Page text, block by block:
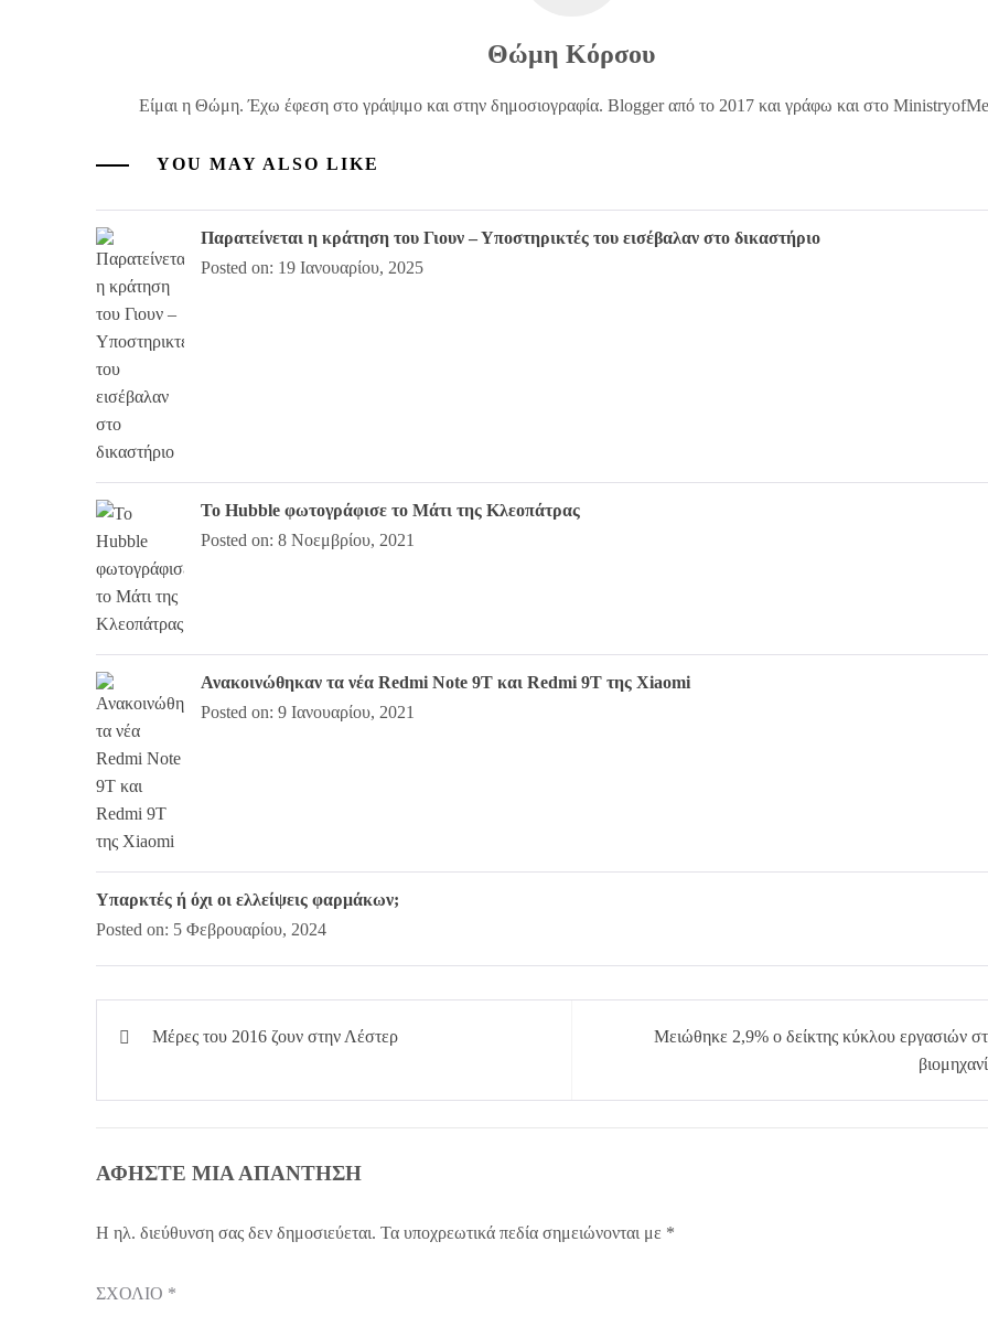
Θώμη Κόρσου
Είμαι η Θώμη. Έχω έφεση στο γράψιμο και στην δημοσιογραφία. Blogger από το 2017 και γράφω και στο
YOU MAY ALSO LIKE
Παρατείνεται η κράτηση του Γιουν – Υποστηρικτές του εισέβαλαν στο δικαστήριο
Posted on: 19 Ιανουαρίου, 2025
Το Hubble φωτογράφισε το Μάτι της Κλεοπάτρας
Posted on: 8 Νοεμβρίου, 2021
Ανακοινώθηκαν τα νέα Redmi Note 9T και Redmi 9T της Xiaomi
Posted on: 9 Ιανουαρίου, 2021
Υπαρκτές ή όχι οι ελλείψεις φαρμάκων;
Posted on: 5 Φεβρουαρίου, 2024
Πλοήγηση
Μέρες του 2016 ζουν στην Λέστερ
Μειώθηκε 2,9% ο δείκτης κύκλου εργασιών
ΑΦΉΣΤΕ ΜΙΑ ΑΠΆΝΤΗΣΗ
Η ηλ. διεύθυνση σας δεν δημοσιεύεται. Τα υποχρεωτικά πεδία σημειώνονται με *
ΣΧΌΛΙΟ *